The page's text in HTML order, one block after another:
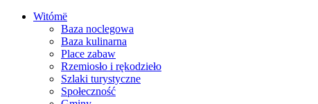
Witómë
Baza noclegowa
Baza kulinarna
Place zabaw
Rzemiosło i rękodzieło
Szlaki turystyczne
Społeczność